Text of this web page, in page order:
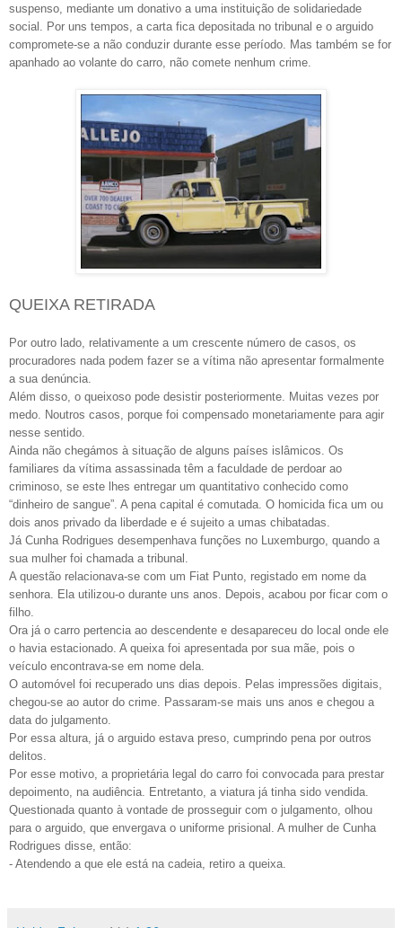
suspenso, mediante um donativo a uma instituição de solidariedade
social. Por uns tempos, a carta fica depositada no tribunal e o arguido
compromete-se a não conduzir durante esse período. Mas também se for
apanhado ao volante do carro, não comete nenhum crime.
QUEIXA RETIRADA
Por outro lado, relativamente a um crescente número de casos, os
procuradores nada podem fazer se a vítima não apresentar formalmente
a sua denúncia.
Além disso, o queixoso pode desistir posteriormente. Muitas vezes por
medo. Noutros casos, porque foi compensado monetariamente para agir
nesse sentido.
Ainda não chegámos à situação de alguns países islâmicos. Os
familiares da vítima assassinada têm a faculdade de perdoar ao
criminoso, se este lhes entregar um quantitativo conhecido como
“dinheiro de sangue”. A pena capital é comutada. O homicida fica um ou
dois anos privado da liberdade e é sujeito a umas chibatadas.
Já Cunha Rodrigues desempenhava funções no Luxemburgo, quando a
sua mulher foi chamada a tribunal.
A questão relacionava-se com um Fiat Punto, registado em nome da
senhora. Ela utilizou-o durante uns anos. Depois, acabou por ficar com o
filho.
Ora já o carro pertencia ao descendente e desapareceu do local onde ele
o havia estacionado. A queixa foi apresentada por sua mãe, pois o
veículo encontrava-se em nome dela.
O automóvel foi recuperado uns dias depois. Pelas impressões digitais,
chegou-se ao autor do crime. Passaram-se mais uns anos e chegou a
data do julgamento.
Por essa altura, já o arguido estava preso, cumprindo pena por outros
delitos.
Por esse motivo, a proprietária legal do carro foi convocada para prestar
depoimento, na audiência. Entretanto, a viatura já tinha sido vendida.
Questionada quanto à vontade de prosseguir com o julgamento, olhou
para o arguido, que envergava o uniforme prisional. A mulher de Cunha
Rodrigues disse, então:
- Atendendo a que ele está na cadeia, retiro a queixa.